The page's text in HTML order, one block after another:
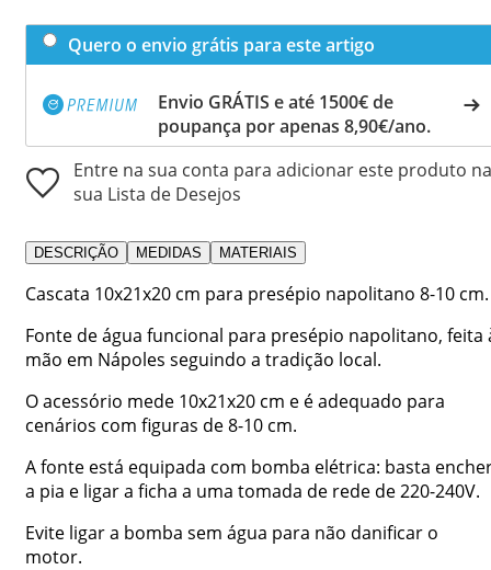
Quero o envio grátis para este artigo
Envio GRÁTIS e até 1500€ de
poupança por apenas 8,90€/ano.
Entre na sua conta para adicionar este produto na
sua Lista de Desejos
DESCRIÇÃO MEDIDAS MATERIAIS
Cascata 10x21x20 cm para presépio napolitano 8-10 cm.
Fonte de água funcional para presépio napolitano, feita
mão em Nápoles seguindo a tradição local.
O acessório mede 10x21x20 cm e é adequado para
cenários com figuras de 8-10 cm.
A fonte está equipada com bomba elétrica: basta
a pia e ligar a ficha a uma tomada de rede de 220-240V.
Evite ligar a bomba sem água para não danificar o
motor.